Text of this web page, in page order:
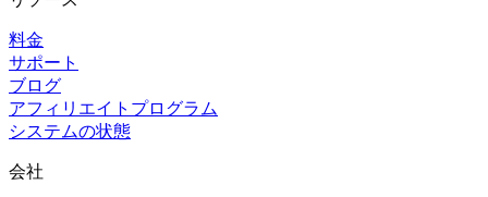
料金
サポート
ブログ
アフィリエイトプログラム
システムの状態
会社